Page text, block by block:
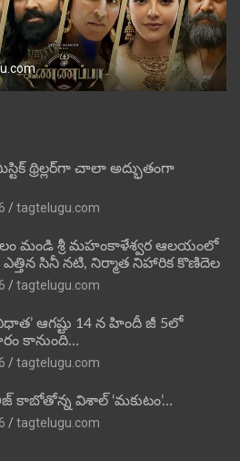
థ్రిల్లర్‌గా చాలా అద్భుతంగా
tagtelugu.com
మండి శ్రీ మహంకాళేశ్వర ఆలయంలో
సినీ నటి, నిర్మాత నిహారిక కొణిదెల
tagtelugu.com
ఆగష్టు 14 న హిందీ జీ 5లో
కానుంది…
tagtelugu.com
కాబోతోన్న విశాల్ ‘మకుటం’…
tagtelugu.com